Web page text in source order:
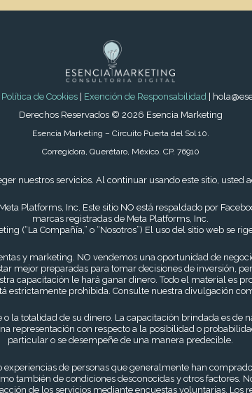
Política de Cookies| Exención de Responsabilidad|
Derechos Reservados © 2026 Esencia Marketing
Esencia Marketing – Circuito Puerta del Sol 10.
Corregidora, Querétaro, México. CP. 76910
nuestros servicios. Al continuar usando este sitio,
Platforms, Inc. Este sitio NO está respaldado por
marcas registradas de Meta Platforms, Inc.
(“La Compañía,” o “Nosotros”) El uso del sitio web se
y marketing. NO vendemos una oportunidad de
mejor preparadas para tomar decisiones de inversión,
capacitación le hará ganar dinero. Todo el material es
estrictamente prohibida. Consulte nuestra divulgación
la totalidad de su dinero. La capacitación brindada es de
representación con respecto a la posibilidad o
particular o se desempeñe de una manera predecible.
de personas que generalmente han
también de condiciones desconocidas y otros factores.
de los servicios mediante encuestas voluntarias.